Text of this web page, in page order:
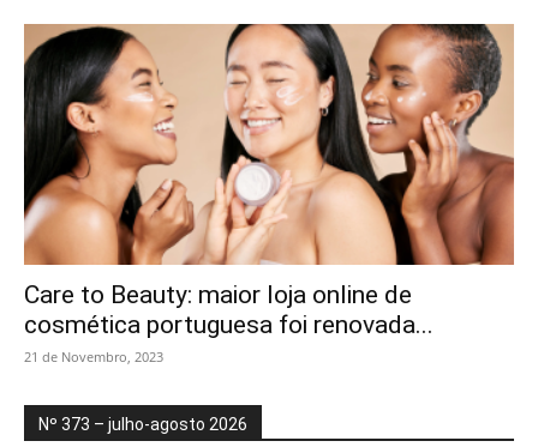
Care to Beauty: maior loja online de
cosmética portuguesa foi renovada...
21 de Novembro, 2023
Nº 373 – julho-agosto 2026